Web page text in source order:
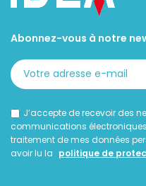
Abonnez-vous à notre
J’accepte de recevoir des
communications
traitement de mes données
avoir lu la politique de